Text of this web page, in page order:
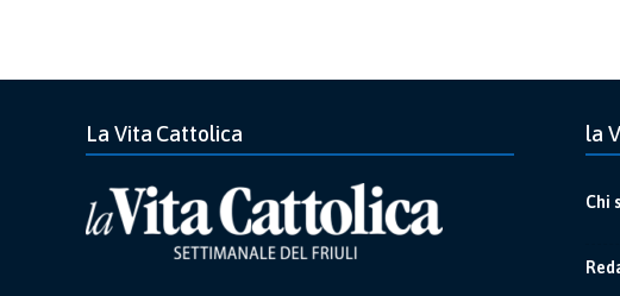
La Vita Cattolica la
Chi